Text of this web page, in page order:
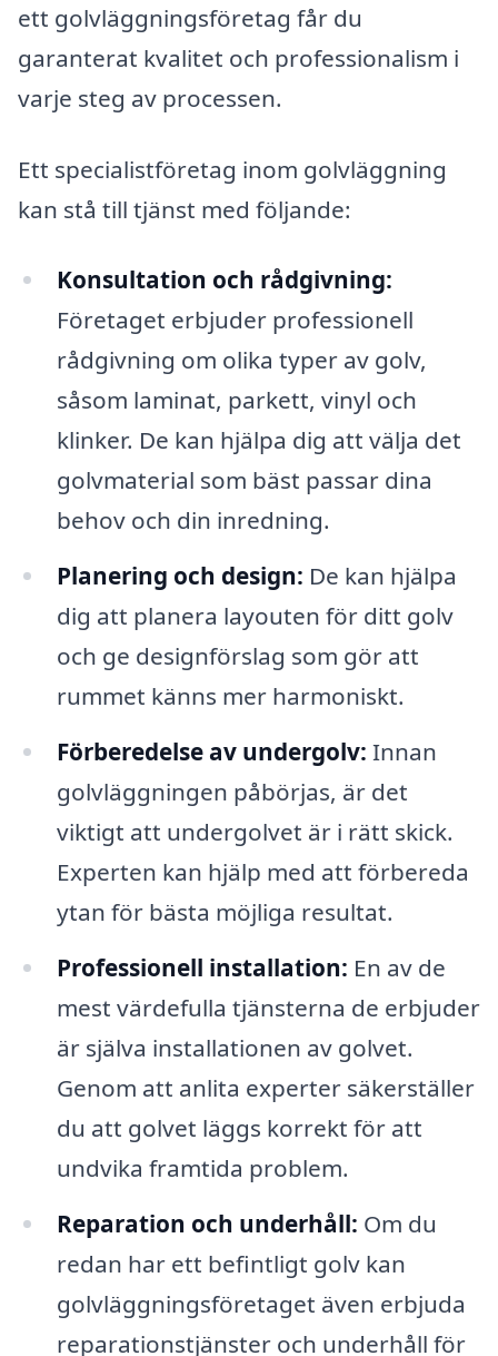
ett golvläggningsföretag får du
garanterat kvalitet och professionalism i
varje steg av processen.
Ett specialistföretag inom golvläggning
kan stå till tjänst med följande:
Konsultation och rådgivning:
Företaget erbjuder professionell
rådgivning om olika typer av golv,
såsom laminat, parkett, vinyl och
klinker. De kan hjälpa dig att välja det
golvmaterial som bäst passar dina
behov och din inredning.
Planering och design: De kan hjälpa
dig att planera layouten för ditt golv
och ge designförslag som gör att
rummet känns mer harmoniskt.
Förberedelse av undergolv: Innan
golvläggningen påbörjas, är det
viktigt att undergolvet är i rätt skick.
Experten kan hjälp med att förbereda
ytan för bästa möjliga resultat.
Professionell installation: En av de
mest värdefulla tjänsterna de erbjuder
är själva installationen av golvet.
Genom att anlita experter säkerställer
du att golvet läggs korrekt för att
undvika framtida problem.
Reparation och underhåll: Om du
redan har ett befintligt golv kan
golvläggningsföretaget även erbjuda
reparationstjänster och underhåll för